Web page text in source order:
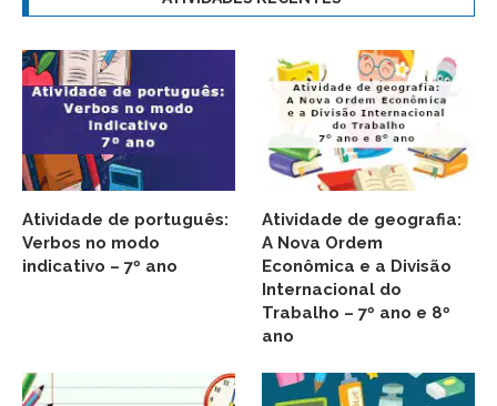
Atividade de português:
Verbos no modo
indicativo – 7º ano
Atividade de geografia:
A Nova Ordem
Econômica e a Divisão
Internacional do
Trabalho – 7º ano e 8º
ano